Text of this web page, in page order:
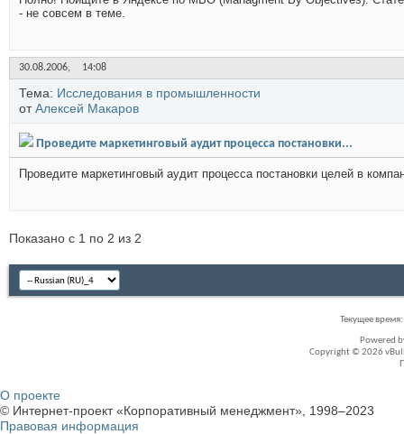
- не совсем в теме.
30.08.2006, 14:08
Тема: Исследования в промышленности
отАлексей Макаров
Проведите маркетинговый аудит процесса постановки...
Проведите маркетинговый аудит процесса постановки целей в
Показано с 1 по 2 из 2
Текущее время:
Powered
Copyright © 2026
О проекте
© Интернет-проект «Корпоративный менеджмент», 1998–2023
Правовая информация